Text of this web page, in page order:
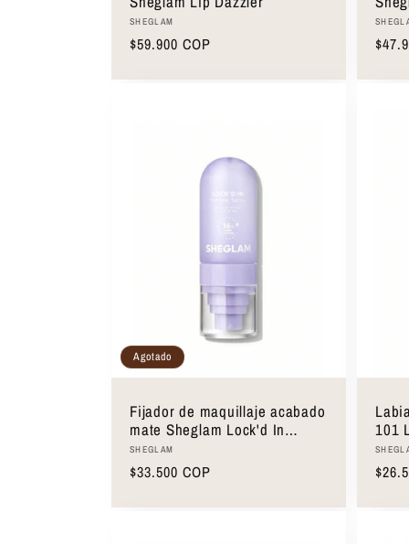
Proveedor:
SHEGLAM
Precio
$59.900 COP
Agotado
Fijador de maquillaje acabado
mate Sheglam Lock'd In
Setting Spray 55ml
Proveedor:
SHEGLAM
Precio
$33.500 COP
101